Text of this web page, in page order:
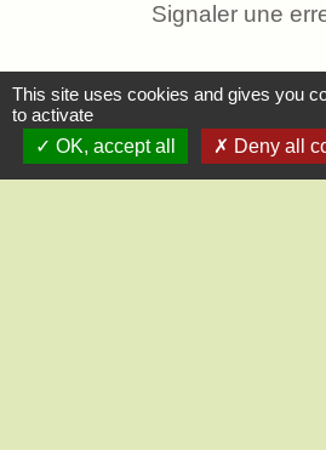
Signaler une
Contact
This site uses cookies and gives you
to activate
OK, accept all
Deny all